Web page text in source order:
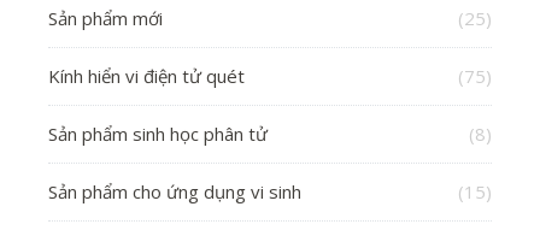
Sản phẩm mới (25)
Kính hiển vi điện tử quét (75)
Sản phẩm sinh học phân tử (8)
Sản phẩm cho ứng dụng vi sinh (15)